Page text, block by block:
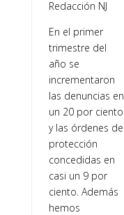
Redacción NJ
En el primer
trimestre del
año se
incrementaron
las denuncias en
un 20 por ciento
y las órdenes de
protección
concedidas en
casi un 9 por
ciento. Además
hemos